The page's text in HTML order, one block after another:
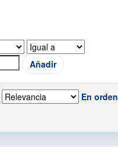
En orden